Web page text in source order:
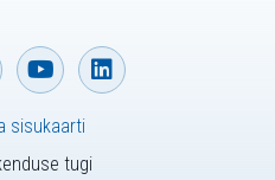
tugi
sisukaarti